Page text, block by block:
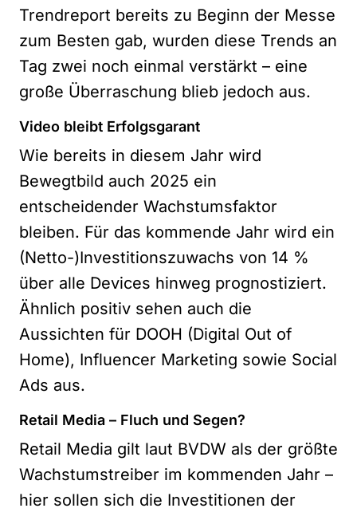
Trendreport bereits zu Beginn der Messe
zum Besten gab, wurden diese Trends an
Tag zwei noch einmal verstärkt – eine
große Überraschung blieb jedoch aus.
Video bleibt Erfolgsgarant
Wie bereits in diesem Jahr wird
Bewegtbild auch 2025 ein
entscheidender Wachstumsfaktor
bleiben. Für das kommende Jahr wird ein
(Netto-)Investitionszuwachs von 14 %
über alle Devices hinweg prognostiziert.
Ähnlich positiv sehen auch die
Aussichten für DOOH (Digital Out of
Home), Influencer Marketing sowie Social
Ads aus.
Retail Media – Fluch und Segen?
Retail Media gilt laut BVDW als der größte
Wachstumstreiber im kommenden Jahr –
hier sollen sich die Investitionen der